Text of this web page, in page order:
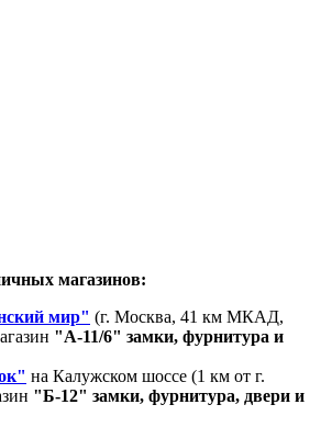
магазинов:
мир" (г. Москва, 41 км МКАД,
"А-11/6" замки, фурнитура и
на Калужском шоссе (1 км от г.
"Б-12" замки, фурнитура, двери и